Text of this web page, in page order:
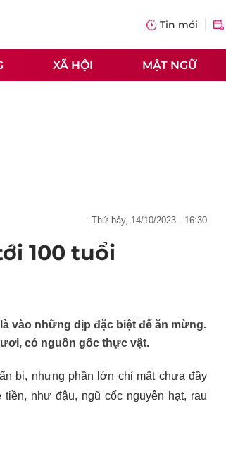
Tin mới
XÃ HỘI MẬT NGỮ
thứ bảy, 14/10/2023 - 16:30
100 tuổi
vào những dịp đặc biệt để ăn mừng.
có nguồn gốc thực vật.
bị, nhưng phần lớn chỉ mất chưa đầy
như đậu, ngũ cốc nguyên hạt, rau